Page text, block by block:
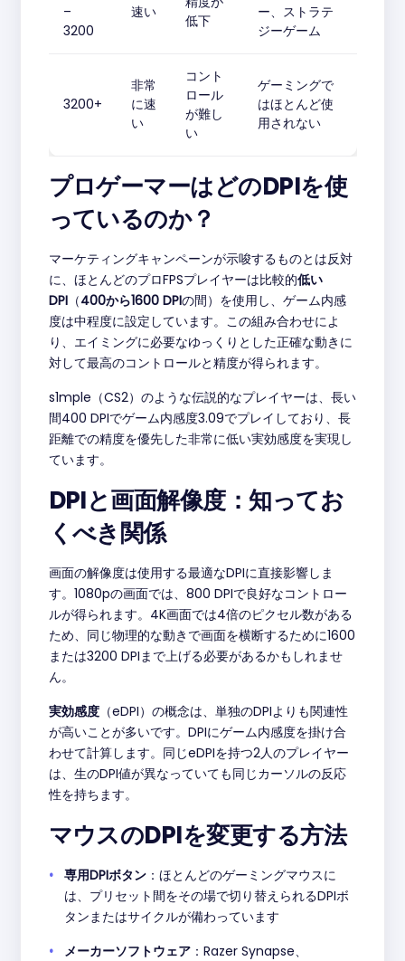
–
3200
速い
低下
ー、ストラテ
ジーゲーム
3200+
非常
に速
い
コント
ロール
が難し
い
ゲーミングで
はほとんど使
用されない
プロゲーマーはどのDPIを使
っているのか？
マーケティングキャンペーンが示唆するものとは反対
に、ほとんどのプロFPSプレイヤーは比較的低い
DPI（400から1600 DPIの間）を使用し、ゲーム内感
度は中程度に設定しています。この組み合わせによ
り、エイミングに必要なゆっくりとした正確な動きに
対して最高のコントロールと精度が得られます。
s1mple（CS2）のような伝説的なプレイヤーは、長い
間400 DPIでゲーム内感度3.09でプレイしており、長
距離での精度を優先した非常に低い実効感度を実現し
ています。
DPIと画面解像度：知ってお
くべき関係
画面の解像度は使用する最適なDPIに直接影響しま
す。1080pの画面では、800 DPIで良好なコントロー
ルが得られます。4K画面では4倍のピクセル数がある
ため、同じ物理的な動きで画面を横断するために1600
または3200 DPIまで上げる必要があるかもしれませ
ん。
実効感度（eDPI）の概念は、単独のDPIよりも関連性
が高いことが多いです。DPIにゲーム内感度を掛け合
わせて計算します。同じeDPIを持つ2人のプレイヤー
は、生のDPI値が異なっていても同じカーソルの反応
性を持ちます。
マウスのDPIを変更する方法
専用DPIボタン ：ほとんどのゲーミングマウスに
は、プリセット間をその場で切り替えられるDPIボ
タンまたはサイクルが備わっています
メーカーソフトウェア ：Razer Synapse、